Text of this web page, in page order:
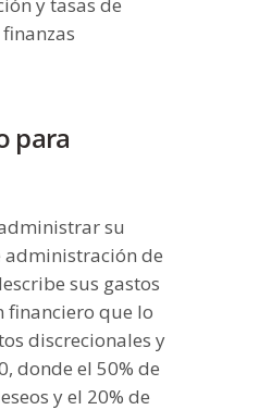
para
su
administración de
sus gastos
financiero que lo
discrecionales y
donde el 50% de
y el 20% de